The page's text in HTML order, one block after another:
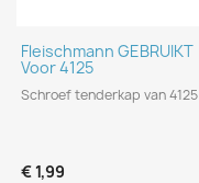
Fleischmann GEBRUIKT
Voor 4125
Schroef tenderkap van 4125
€ 1,99